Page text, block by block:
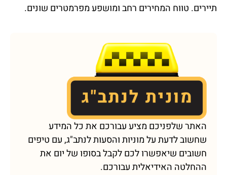
תיירים. טווח המחירים רחב ומושפע מפרמטרים שונים.
האתר שלפניכם מציע עבורכם את כל המידע
שחשוב לדעת על מוניות והסעות לנתב"ג, עם טיפים
חשובים שיאפשרו לכם לקבל בסופו של יום את
ההחלטה האידיאלית עבורכם.